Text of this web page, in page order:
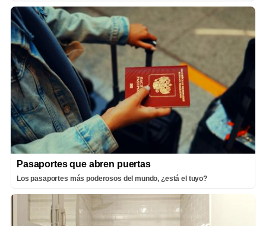
Pasaportes que abren puertas
Los pasaportes más poderosos del mundo, ¿está el tuyo?